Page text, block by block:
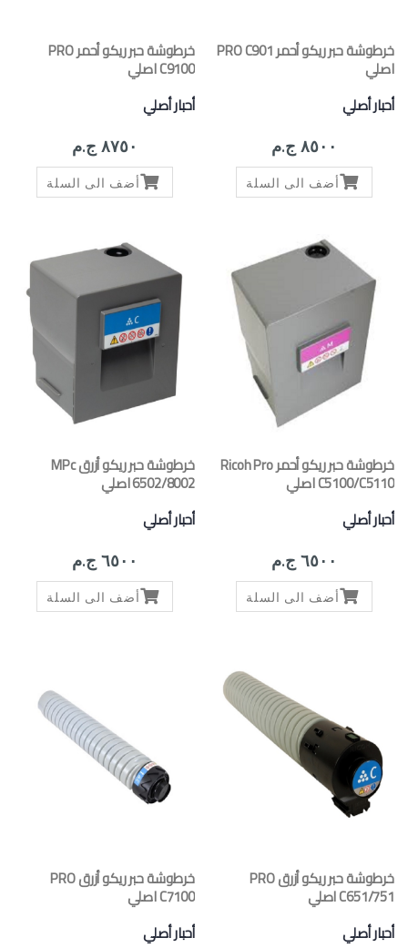
خرطوشة حبر ريكو أحمر PRO C901
اصلي
أحبار أصلي
٨٥٠٠ ج.م
أضف الى السلة
خرطوشة حبر ريكو أحمر PRO
C9100 اصلي
أحبار أصلي
٨٧٥٠ ج.م
أضف الى السلة
خرطوشة حبر ريكو أحمر Ricoh Pro
C5100/C5110 اصلي
أحبار أصلي
٦٥٠٠ ج.م
أضف الى السلة
خرطوشة حبر ريكو أزرق MPc
6502/8002 اصلي
أحبار أصلي
٦٥٠٠ ج.م
أضف الى السلة
خرطوشة حبر ريكو أزرق PRO
C651/751 اصلي
أحبار أصلي
خرطوشة حبر ريكو أزرق PRO
C7100 اصلي
أحبار أصلي